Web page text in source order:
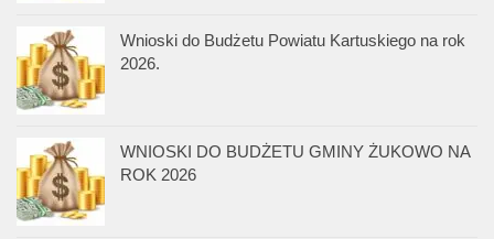
Wnioski do Budżetu Powiatu Kartuskiego na rok
2026.
WNIOSKI DO BUDŻETU GMINY ŻUKOWO NA
ROK 2026